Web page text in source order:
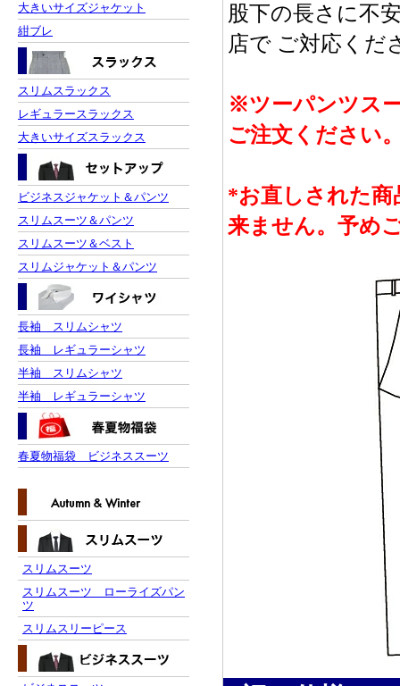
大きいサイズジャケット
紺ブレ
スリムスラックス
レギュラースラックス
大きいサイズスラックス
ビジネスジャケット＆パンツ
スリムスーツ＆パンツ
スリムスーツ＆ベスト
スリムジャケット＆パンツ
長袖 スリムシャツ
長袖 レギュラーシャツ
半袖 スリムシャツ
半袖 レギュラーシャツ
春夏物福袋 ビジネススーツ
スリムスーツ
スリムスーツ ローライズパン
ツ
スリムスリーピース
股下の長さに不
店で ご対応くだ
※ツーパンツス
ご注文ください
*お直しされた商
来ません。予め